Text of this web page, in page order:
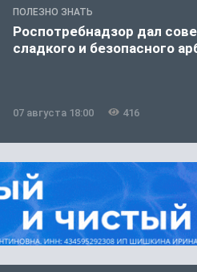
ПОЛЕЗНО ЗНАТЬ
Роспотребнадзор дал
сладкого и безопасного
07 августа 18:00 416